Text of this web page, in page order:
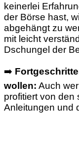
keinerlei
der Börse hast,
abgehängt zu
mit leicht
Dschungel der
➡️
wollen: Auch
profitiert von den
Anleitungen und